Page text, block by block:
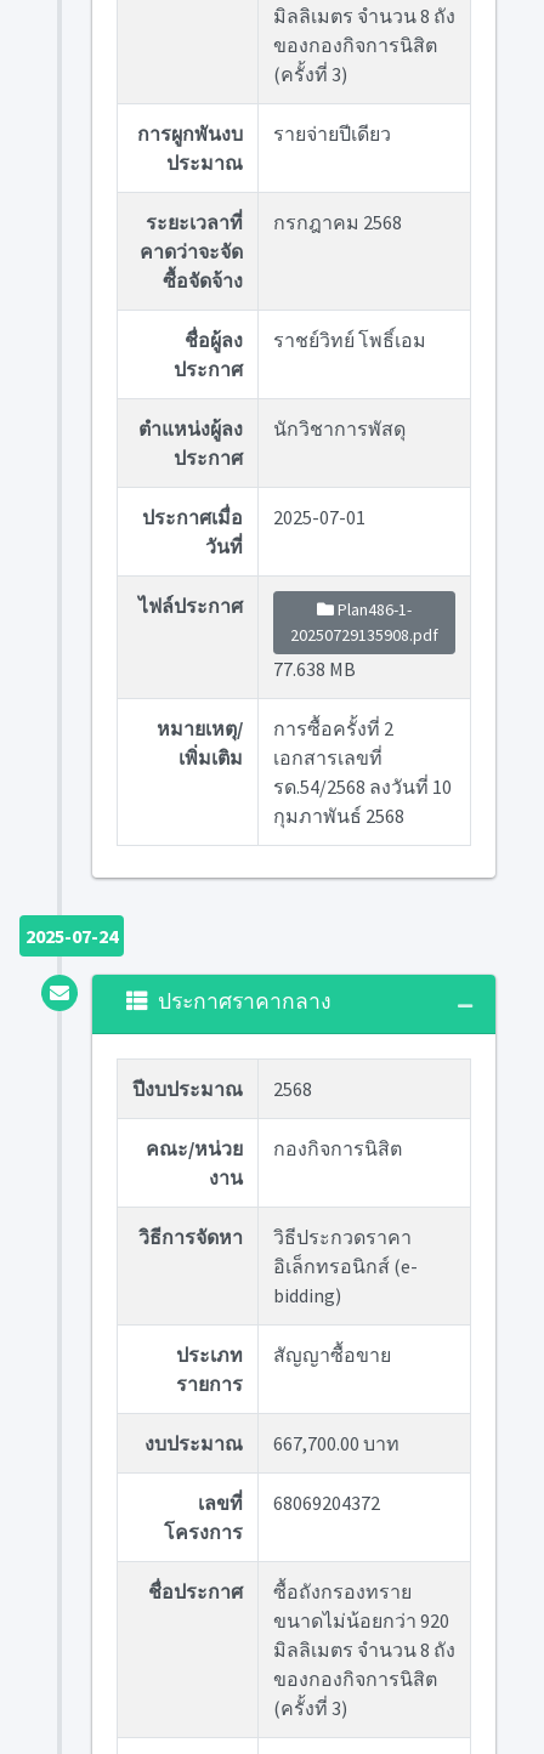
มิลลิเมตร จำนวน 8 ถัง
ของกองกิจการนิสิต
(ครั้งที่ 3)
การผูกพันงบ
ประมาณ
รายจ่ายปีเดียว
ระยะเวลาที่
คาดว่าจะจัด
ซื้อจัดจ้าง
กรกฎาคม 2568
ชื่อผู้ลง
ประกาศ
ราชย์วิทย์ โพธิ์เอม
ตำแหน่งผู้ลง
ประกาศ
นักวิชาการพัสดุ
ประกาศเมื่อ
วันที่
2025-07-01
ไฟล์ประกาศ
Plan486-1-
20250729135908.pdf
77.638 MB
หมายเหตุ/
เพิ่มเติม
การซื้อครั้งที่ 2
เอกสารเลขที่
รด.54/2568 ลงวันที่ 10
กุมภาพันธ์ 2568
2025-07-24
ประกาศราคากลาง
ปีงบประมาณ 2568
คณะ/หน่วย
งาน
กองกิจการนิสิต
วิธีการจัดหา
วิธีประกวดราคา
อิเล็กทรอนิกส์ (e-
bidding)
ประเภท
รายการ
สัญญาซื้อขาย
งบประมาณ 667,700.00 บาท
เลขที่
โครงการ
68069204372
ชื่อประกาศ
ซื้อถังกรองทราย
ขนาดไม่น้อยกว่า 920
มิลลิเมตร จำนวน 8 ถัง
ของกองกิจการนิสิต
(ครั้งที่ 3)